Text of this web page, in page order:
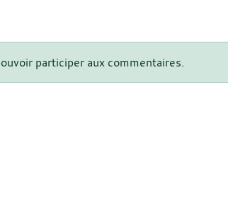
participer aux commentaires.